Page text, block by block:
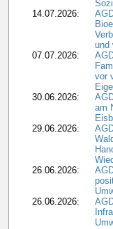
14.07.2026:
und
07.07.2026:
vor
30.06.2026:
am
29.06.2026:
26.06.2026:
26.06.2026: